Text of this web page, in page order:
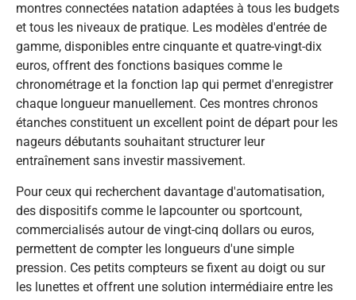
montres connectées natation adaptées à tous les budgets
et tous les niveaux de pratique. Les modèles d'entrée de
gamme, disponibles entre cinquante et quatre-vingt-dix
euros, offrent des fonctions basiques comme le
chronométrage et la fonction lap qui permet d'enregistrer
chaque longueur manuellement. Ces montres chronos
étanches constituent un excellent point de départ pour les
nageurs débutants souhaitant structurer leur
entraînement sans investir massivement.
Pour ceux qui recherchent davantage d'automatisation,
des dispositifs comme le lapcounter ou sportcount,
commercialisés autour de vingt-cinq dollars ou euros,
permettent de compter les longueurs d'une simple
pression. Ces petits compteurs se fixent au doigt ou sur
les lunettes et offrent une solution intermédiaire entre les